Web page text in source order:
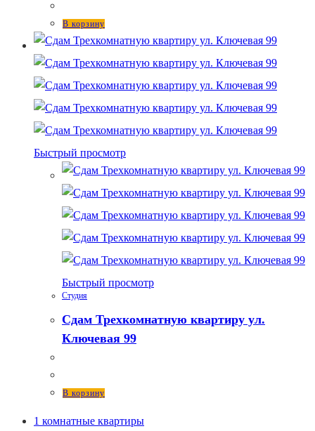
В корзину
Быстрый просмотр
Быстрый просмотр
Студия
Сдам Трехкомнатную квартиру ул.
Ключевая 99
В корзину
1 комнатные квартиры